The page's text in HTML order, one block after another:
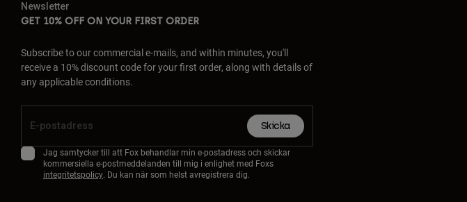
Newsletter
GET 10% OFF ON YOUR FIRST ORDER
Subscribe to our commercial e-mails, and within minutes, you'll
receive a 10% discount code for your first order, along with details of
any applicable conditions.
Skicka
Jag samtycker till att Fox behandlar min e-postadress och skickar
kommersiella e-postmeddelanden till mig i enlighet med Foxs
integritetspolicy. Du kan när som helst avregistrera dig.